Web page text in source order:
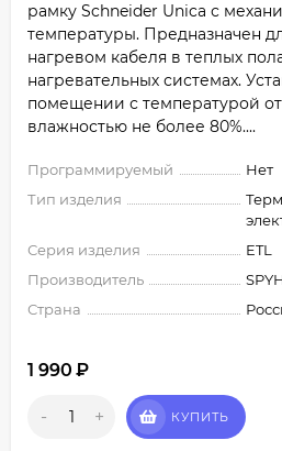
рамку Schneider Unica с
температуры. Предназначен
нагревом кабеля в теплых
нагревательных системах.
помещении с температурой от
влажностью не более 80%....
Программируемый
Нет
Тип изделия
Серия изделия
ETL
Производитель
Страна
1 990 ₽
- + КУПИТЬ